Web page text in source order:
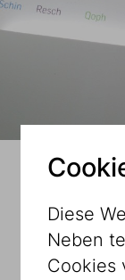
Ir
FÜHRUNGEN
Diese
Neben
Cookies